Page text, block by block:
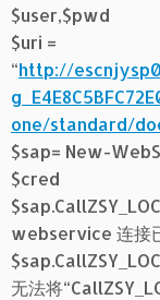
$user,$pwd
$uri =
“http://
one/standard/
$sap= New-
$cred
webservice 连接
无法将